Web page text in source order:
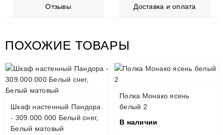
Отзывы Доставка и оплата
ПОХОЖИЕ ТОВАРЫ
Шкаф настенный Пандора
- 309.000.000 Белый снег,
Белый матовый
Полка Монако ясень
белый 2
В наличии